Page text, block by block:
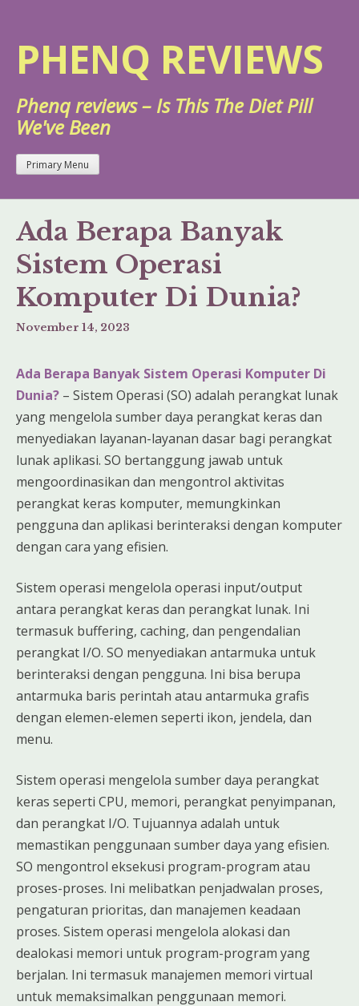
content
PHENQ REVIEWS
Phenq reviews – Is This The Diet Pill
We've Been
Primary Menu
Ada Berapa Banyak
Sistem Operasi
Komputer Di Dunia?
November 14, 2023
Ada Berapa Banyak Sistem Operasi Komputer Di
Dunia? – Sistem Operasi (SO) adalah perangkat lunak
yang mengelola sumber daya perangkat keras dan
menyediakan layanan-layanan dasar bagi perangkat
lunak aplikasi. SO bertanggung jawab untuk
mengoordinasikan dan mengontrol aktivitas
perangkat keras komputer, memungkinkan
pengguna dan aplikasi berinteraksi dengan komputer
dengan cara yang efisien.
Sistem operasi mengelola operasi input/output
antara perangkat keras dan perangkat lunak. Ini
termasuk buffering, caching, dan pengendalian
perangkat I/O. SO menyediakan antarmuka untuk
berinteraksi dengan pengguna. Ini bisa berupa
antarmuka baris perintah atau antarmuka grafis
dengan elemen-elemen seperti ikon, jendela, dan
menu.
Sistem operasi mengelola sumber daya perangkat
keras seperti CPU, memori, perangkat penyimpanan,
dan perangkat I/O. Tujuannya adalah untuk
memastikan penggunaan sumber daya yang efisien.
SO mengontrol eksekusi program-program atau
proses-proses. Ini melibatkan penjadwalan proses,
pengaturan prioritas, dan manajemen keadaan
proses. Sistem operasi mengelola alokasi dan
dealokasi memori untuk program-program yang
berjalan. Ini termasuk manajemen memori virtual
untuk memaksimalkan penggunaan memori.